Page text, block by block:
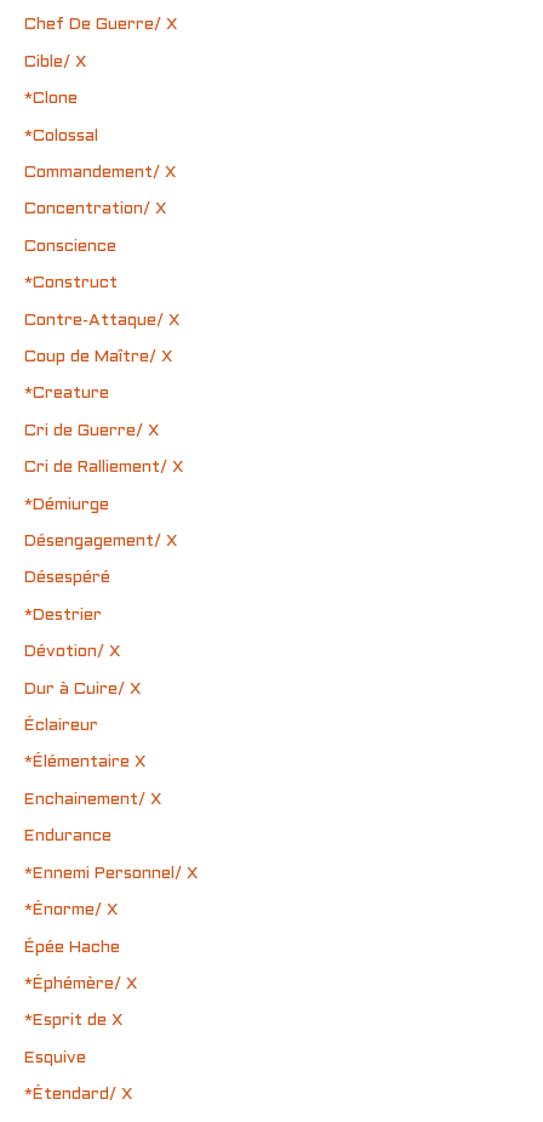
Chef De Guerre/ X
Cible/ X
*Clone
*Colossal
Commandement/ X
Concentration/ X
Conscience
*Construct
Contre-Attaque/ X
Coup de Maître/ X
*Creature
Cri de Guerre/ X
Cri de Ralliement/ X
*Démiurge
Désengagement/ X
Désespéré
*Destrier
Dévotion/ X
Dur à Cuire/ X
Éclaireur
*Élémentaire X
Enchainement/ X
Endurance
*Ennemi Personnel/ X
*Énorme/ X
Épée Hache
*Éphémère/ X
*Esprit de X
Esquive
*Étendard/ X